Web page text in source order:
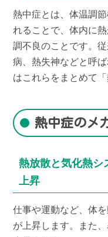
熱中症とは、体温調
れることで、体内に
調不良のことです。
病、熱失神などと呼
はこれらをまとめて
熱中症のメ
熱放散と気化熱シ
上昇
仕事や運動など、体
が上昇します。また